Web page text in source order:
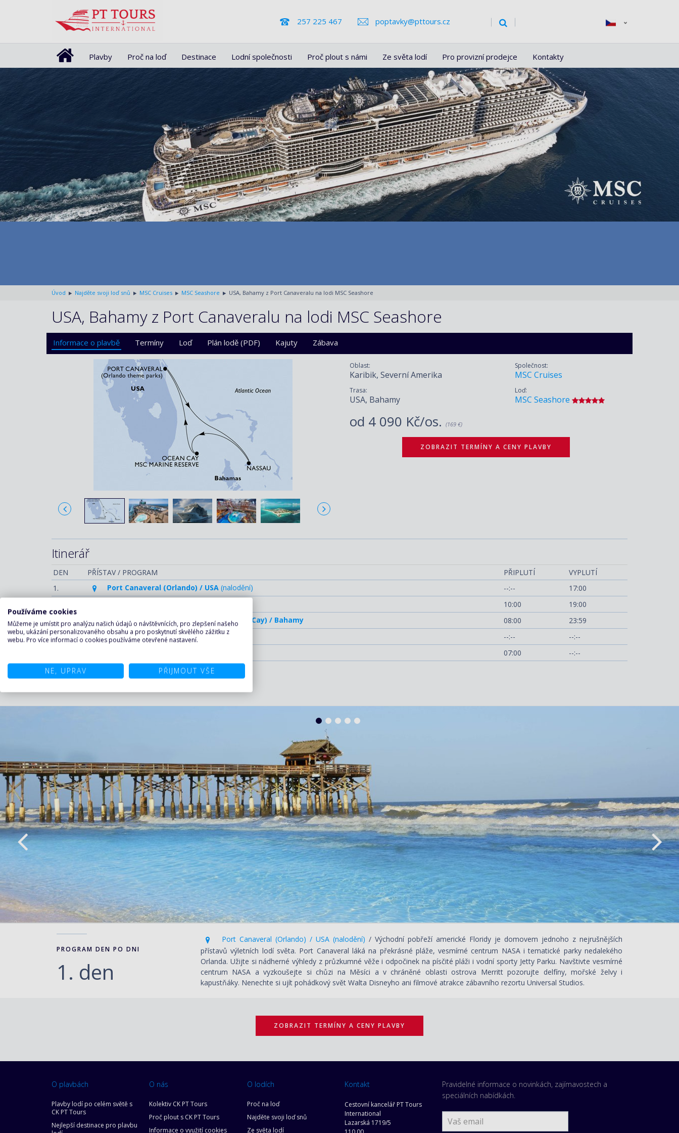
257 225 467 poptavky@pttours.cz
Plavby Proč na loď Destinace Lodní společnosti Proč plout s námi Ze světa lodí Pro provizní prodejce Kontakty
Úvod Najděte svoji loď snů MSC Cruises MSC Seashore USA, Bahamy z Port Canaveralu na lodi MSC Seashore
USA, Bahamy z Port Canaveralu na lodi MSC Seashore
Informace o plavbě Termíny Loď Plán lodě (PDF) Kajuty Zábava
Oblast:
Karibik, Severní Amerika
Trasa:
USA, Bahamy
Společnost:
MSC Cruises
Loď:
MSC Seashore
od 4 090 Kč/os. (169 €)
ZOBRAZIT TERMÍNY A CENY PLAVBY
Itinerář
DEN PŘÍSTAV / PROGRAM PŘIPLUTÍ
VYPLUTÍ
1.
Port Canaveral (Orlando) / USA (nalodění) --:--
17:00
10:00
19:00
3.
Ocean Cay MSC Marine Reserve (Ocean Cay) / Bahamy 08:00
23:59
4.
Relaxační den na moři --:--
--:--
07:00 --:--
V destinaci Na palubě
PROGRAM DEN PO DNI
1. den
Port Canaveral (Orlando) / USA (nalodění) / Východní pobřeží americké Floridy je domovem jednoho z nejrušnějších
přístavů výletních lodí světa. Port Canaveral láká na překrásné pláže, vesmírné centrum NASA i tematické parky nedalekého
Orlanda. Užijte si nádherné výhledy z průzkumné věže i odpočinek na písčité pláži i vodní sporty Jetty Parku. Navštivte vesmírné
centrum NASA a vyzkoušejte si chůzi na Měsíci a v chráněné oblasti ostrova Merritt pozorujte delfíny, mořské želvy i
kapustňáky. Nenechte si ujít pohádkový svět Walta Disneyho ani filmové atrakce zábavního rezortu Universal Studios.
ZOBRAZIT TERMÍNY A CENY PLAVBY
O plavbách
Plavby lodí po celém světě s
CK PT Tours
Nejlepší destinace pro plavbu
O nás
Kolektiv CK PT Tours
Proč plout s CK PT Tours
Informace o využití cookies
O lodích
Proč na loď
Najděte svoji loď snů
Ze světa lodí
Kontakt
Cestovní kancelář PT Tours
International
Lazarská 1719/5
Pravidelné informace o novinkách, zajímavostech a
speciálních nabídkách.
Používáme cookies
Můžeme je umístit pro analýzu našich údajů o návštěvnících, pro zlepšení našeho
webu, ukázání personalizovaného obsahu a pro poskytnutí skvělého zážitku z
webu. Pro více informací o cookies používáme otevřené nastavení.
NE, UPRAV PŘIJMOUT VŠE